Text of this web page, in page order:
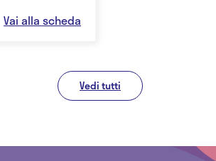
Vai alla scheda
Vedi tutti